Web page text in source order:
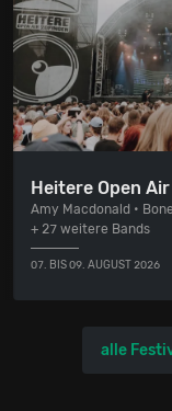
Heitere Open Air
Amy Macdonald •
+ 27 weitere Bands
07. BIS 09. AUGUST 2026
alle